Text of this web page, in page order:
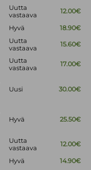
Uutta
vastaava
12.00€
Hyvä 18.90€
Uutta
vastaava
15.60€
Uutta
vastaava
17.00€
Uusi 30.00€
Hyvä 25.50€
Uutta
vastaava
12.00€
Hyvä
14.90€